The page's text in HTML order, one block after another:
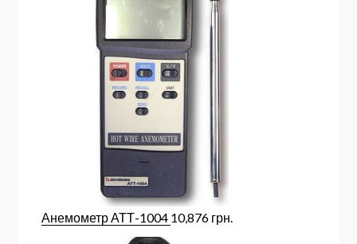
Анемометр АТТ-1004 10,876 грн.